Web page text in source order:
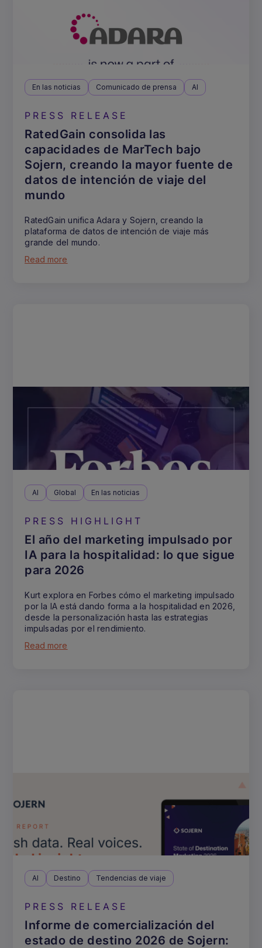
En las noticias Comunicado de prensa AI
PRESS RELEASE
RatedGain consolida las
capacidades de MarTech bajo
Sojern, creando la mayor fuente de
datos de intención de viaje del
mundo
RatedGain unifica Adara y Sojern, creando la
plataforma de datos de intención de viaje más
grande del mundo.
Read more
AI Global En las noticias
PRESS HIGHLIGHT
El año del marketing impulsado por
IA para la hospitalidad: lo que sigue
para 2026
Kurt explora en Forbes cómo el marketing impulsado
por la IA está dando forma a la hospitalidad en 2026,
desde la personalización hasta las estrategias
impulsadas por el rendimiento.
Read more
AI Destino Tendencias de viaje
PRESS RELEASE
Informe de comercialización del
estado de destino 2026 de Sojern: